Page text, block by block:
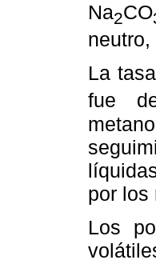
Na2CO
La
fue
por los
Los